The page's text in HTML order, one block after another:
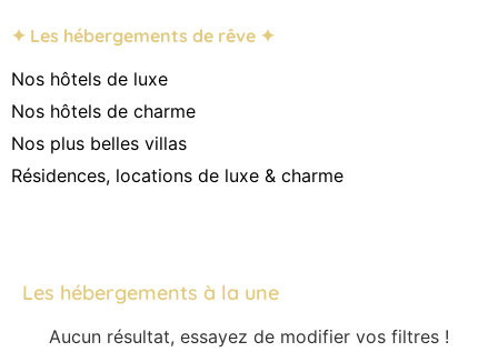
✦ Les hébergements de rêve ✦
Nos hôtels de luxe
Nos hôtels de charme
Nos plus belles villas
Résidences, locations de luxe & charme
Les hébergements à la une
Aucun résultat, essayez de modifier vos filtres !